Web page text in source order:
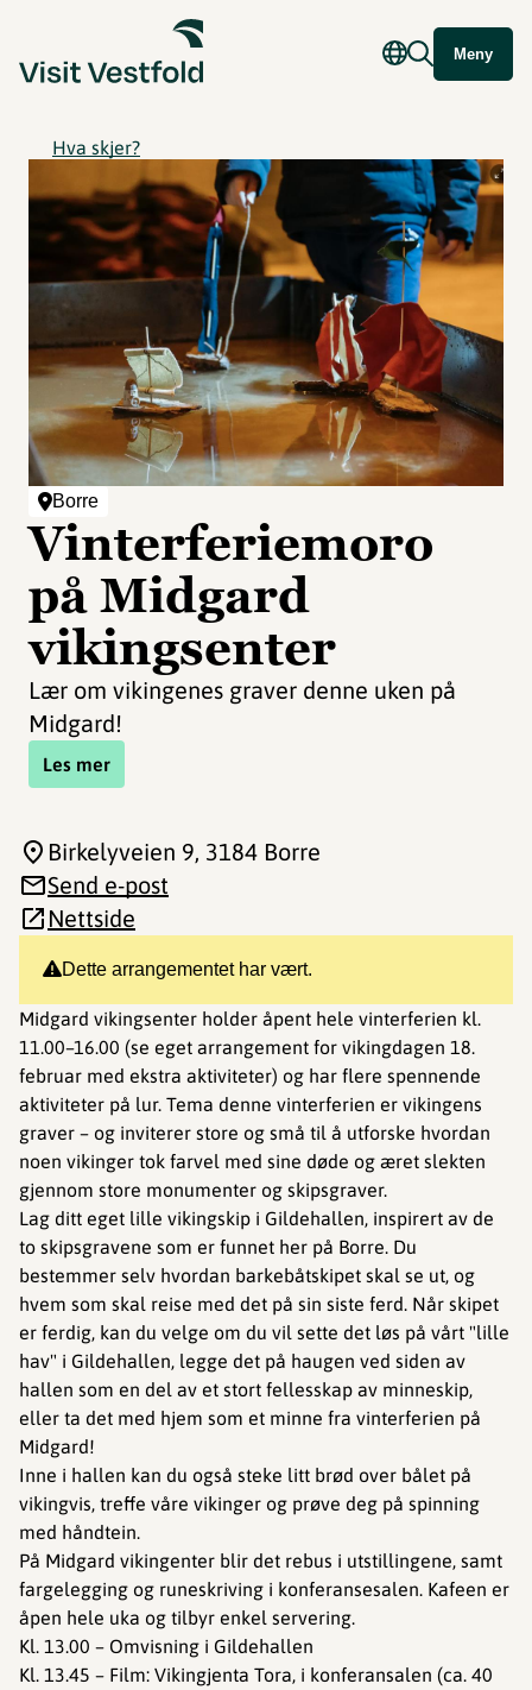
Meny
Hva skjer?
Borre
Vinterferiemoro
på Midgard
vikingsenter
Lær om vikingenes graver denne uken på
Midgard!
Les mer
Dette arrangementet har vært.
Midgard vikingsenter holder åpent hele vinterferien kl.
11.00–16.00 (se eget arrangement for vikingdagen 18.
februar med ekstra aktiviteter) og har flere spennende
aktiviteter på lur. Tema denne vinterferien er vikingens
graver – og inviterer store og små til å utforske hvordan
noen vikinger tok farvel med sine døde og æret slekten
gjennom store monumenter og skipsgraver.
Lag ditt eget lille vikingskip i Gildehallen, inspirert av de
to skipsgravene som er funnet her på Borre. Du
bestemmer selv hvordan barkebåtskipet skal se ut, og
hvem som skal reise med det på sin siste ferd. Når skipet
er ferdig, kan du velge om du vil sette det løs på vårt "lille
hav" i Gildehallen, legge det på haugen ved siden av
hallen som en del av et stort fellesskap av minneskip,
eller ta det med hjem som et minne fra vinterferien på
Midgard!
Inne i hallen kan du også steke litt brød over bålet på
vikingvis, treffe våre vikinger og prøve deg på spinning
med håndtein.
På Midgard vikingenter blir det rebus i utstillingene, samt
fargelegging og runeskriving i konferansesalen. Kafeen er
åpen hele uka og tilbyr enkel servering.
Kl. 13.00 – Omvisning i Gildehallen
Kl. 13.45 – Film: Vikingjenta Tora, i konferansalen (ca. 40
Birkelyveien 9, 3184 Borre
Send e-post
Nettside